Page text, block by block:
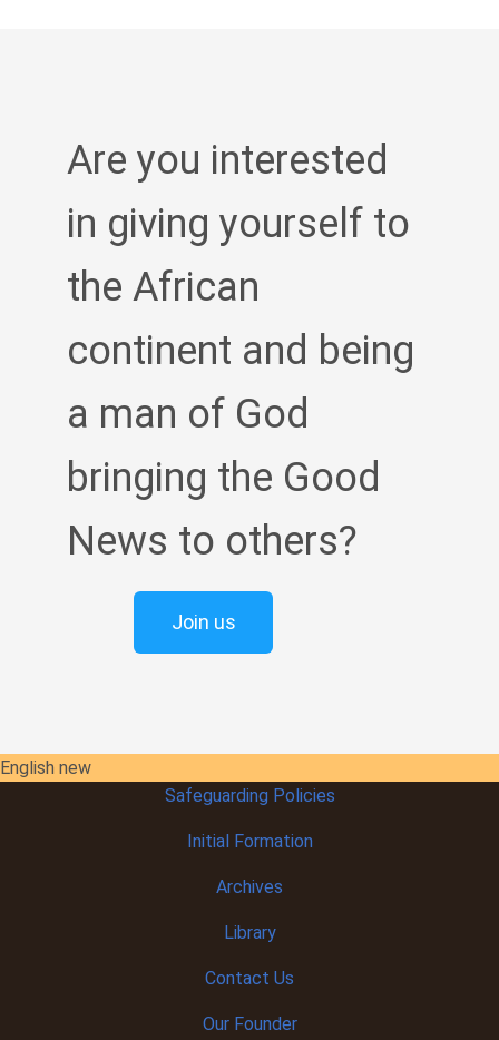
Are you interested
in giving yourself to
the African
continent and being
a man of God
bringing the Good
News to others?
Join us
English new
Safeguarding Policies
InitialFormation
Archives
Library
Contact Us
Our Founder